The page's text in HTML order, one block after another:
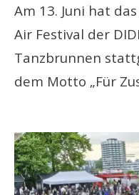
Am 13. Juni hat
Air Festival der
Tanzbrunnen
dem Motto „Für